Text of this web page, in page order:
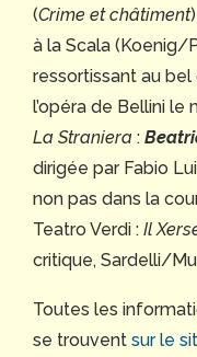
(Crime et châtiment
à la Scala
ressortissant au
l’opéra de Bellini
La Straniera :
dirigée par Fabio
non pas dans la
Teatro Verdi : Il
critique, Sardelli/
Toutes les
se trouvent sur le